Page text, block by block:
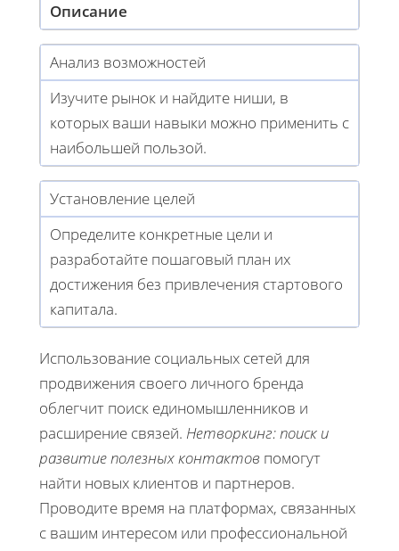
Описание
Анализ возможностей
Изучите рынок и найдите ниши, в
которых ваши навыки можно применить с
наибольшей пользой.
Установление целей
Определите конкретные цели и
разработайте пошаговый план их
достижения без привлечения стартового
капитала.
Использование социальных сетей для
продвижения своего личного бренда
облегчит поиск единомышленников и
расширение связей. Нетворкинг: поиск и
развитие полезных контактов помогут
найти новых клиентов и партнеров.
Проводите время на платформах, связанных
с вашим интересом или профессиональной